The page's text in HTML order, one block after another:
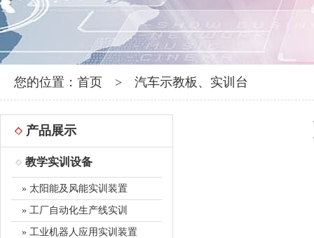
您的位置： 首页 > 汽车示教板、实训台
产品展示
教学实训设备
» 太阳能及风能实训装置
» 工厂自动化生产线实训
» 工业机器人应用实训装置